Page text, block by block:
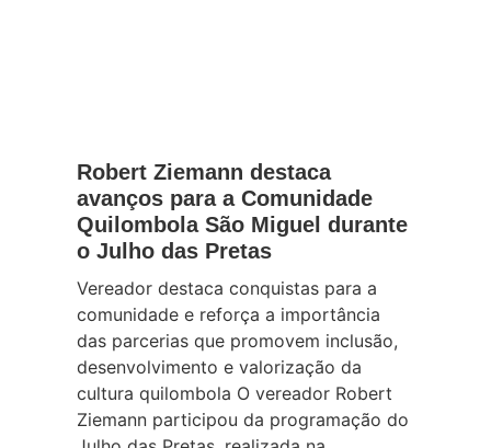
Robert Ziemann destaca
avanços para a Comunidade
Quilombola São Miguel durante
o Julho das Pretas
Vereador destaca conquistas para a
comunidade e reforça a importância
das parcerias que promovem inclusão,
desenvolvimento e valorização da
cultura quilombola O vereador Robert
Ziemann participou da programação do